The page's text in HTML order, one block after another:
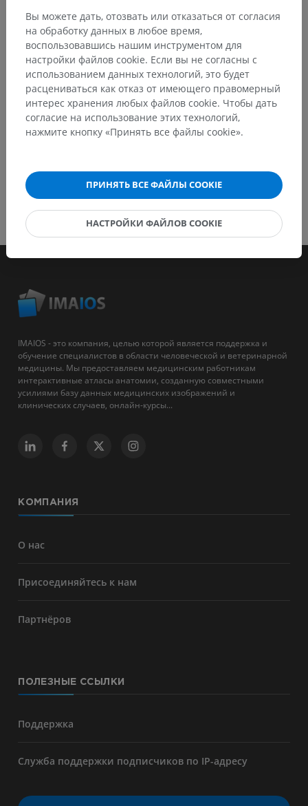
Сообщить об ошибке
СКАЧАТЬ ПРИЛОЖЕНИЕ
IMAIOS - это компания, целью которой является поддержка и
обучение специалистов в области человеческой и ветеринарной
медицины. Мы предоставляем медицинским работникам
интерактивные атласы анатомии, созданную совместными
усилиями базу данных медицинских изображений и
клинических случаев, онлайн-курсы...
КОМПАНИЯ
О нас
Присоединяйтесь к нам
Партнёров
ПОЛЕЗНЫЕ ССЫЛКИ
Поддержка
Служба поддержки подписчиков по IP-адресу
Вы можете дать, отозвать или отказаться от согласия
на обработку данных в любое время,
воспользовавшись нашим инструментом для
настройки файлов cookie. Если вы не согласны с
использованием данных технологий, это будет
расцениваться как отказ от имеющего правомерный
интерес хранения любых файлов cookie. Чтобы дать
согласие на использование этих технологий,
нажмите кнопку «Принять все файлы cookie».
ПРИНЯТЬ ВСЕ ФАЙЛЫ COOKIE
НАСТРОЙКИ ФАЙЛОВ COOKIE